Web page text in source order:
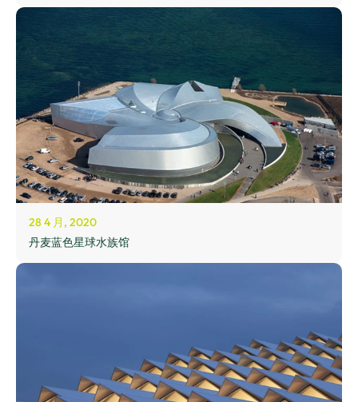
28 4 月, 2020
丹麦蓝色星球水族馆